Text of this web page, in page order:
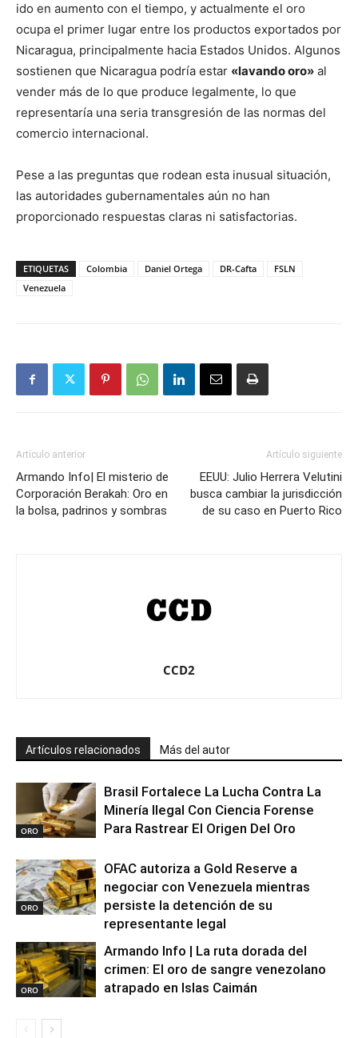
ido en aumento con el tiempo, y actualmente el oro
ocupa el primer lugar entre los productos exportados por
Nicaragua, principalmente hacia Estados Unidos. Algunos
sostienen que Nicaragua podría estar «lavando oro» al
vender más de lo que produce legalmente, lo que
representaría una seria transgresión de las normas del
comercio internacional.
Pese a las preguntas que rodean esta inusual situación,
las autoridades gubernamentales aún no han
proporcionado respuestas claras ni satisfactorias.
ETIQUETAS Colombia Daniel Ortega DR-Cafta
FSLN
Venezuela
Artículo anterior
Armando Info| El misterio de
Corporación Berakah: Oro en
la bolsa, padrinos y sombras
Artículo siguiente
EEUU: Julio Herrera Velutini
busca cambiar la jurisdicción
de su caso en Puerto Rico
CCD2
Artículos relacionados Más del autor
ORO
Brasil Fortalece La Lucha Contra La
Minería Ilegal Con Ciencia Forense
Para Rastrear El Origen Del Oro
ORO
OFAC autoriza a Gold Reserve a
negociar con Venezuela mientras
persiste la detención de su
representante legal
ORO
Armando Info | La ruta dorada del
crimen: El oro de sangre venezolano
atrapado en Islas Caimán